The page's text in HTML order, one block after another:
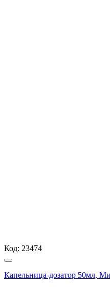
Код: 23474
Капельница-дозатор 50мл,